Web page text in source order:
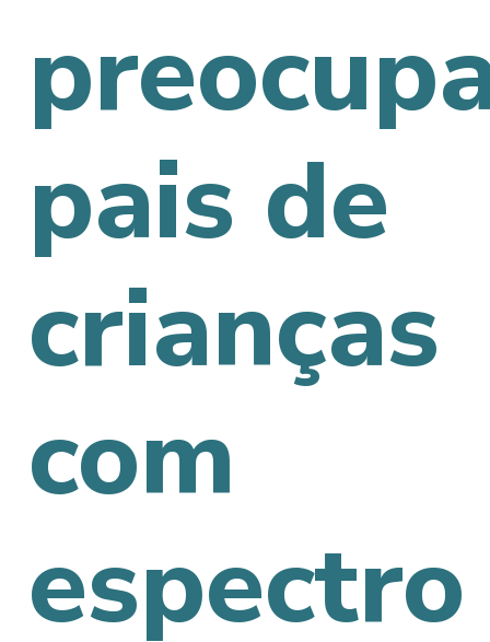
pais de
crianças
com
espectro